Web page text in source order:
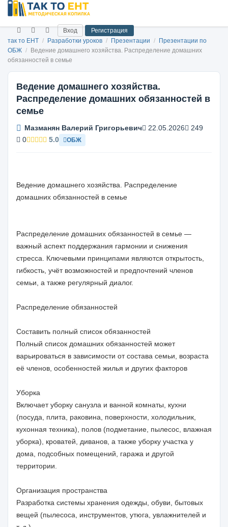
Вход
Регистрация
так то ЕНТ / Разработки уроков / Презентации /
Презентации по
ОБЖ /
Ведение домашнего хозяйства. Распределение домашних
обязанностей в семье
Ведение домашнего хозяйства.
Распределение домашних обязанностей в
семье
Мазманян Валерий Григорьевич 22.05.2026
249
0
5.0 ОБЖ
Ведение домашнего хозяйства. Распределение
домашних обязанностей в семье
Распределение домашних обязанностей в семье —
важный аспект поддержания гармонии и снижения
стресса. Ключевыми принципами являются открытость,
гибкость, учёт возможностей и предпочтений членов
семьи, а также регулярный диалог.
Распределение обязанностей
Составить полный список обязанностей
Полный список домашних обязанностей может
варьироваться в зависимости от состава семьи, возраста
её членов, особенностей жилья и других факторов
Уборка
Включает уборку санузла и ванной комнаты, кухни
(посуда, плита, раковина, поверхности, холодильник,
кухонная техника), полов (подметание, пылесос, влажная
уборка), кроватей, диванов, а также уборку участка у
дома, подсобных помещений, гаража и другой
территории.
Организация пространства
Разработка системы хранения одежды, обуви, бытовых
вещей (пылесоса, инструментов, утюга, увлажнителей и